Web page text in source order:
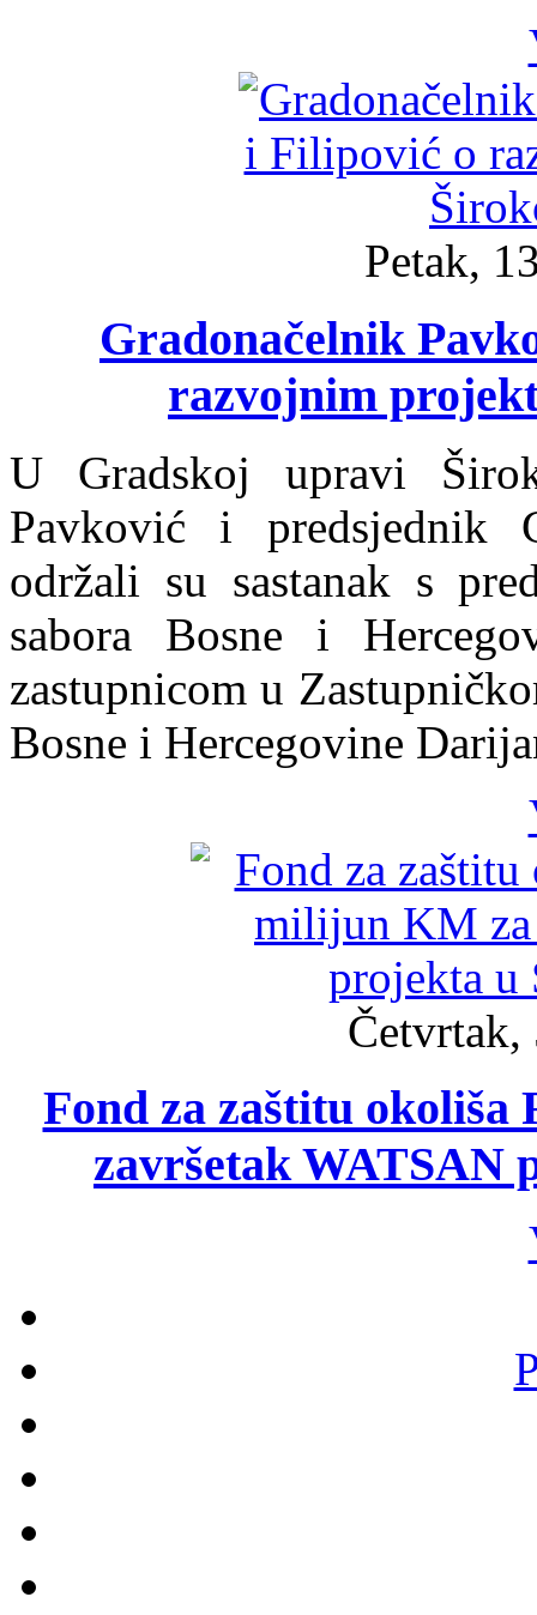
Petak,
Gradonačelnik
razvojnim
U Gradskoj upravi
Pavković i predsjednik
održali su sastanak s
sabora Bosne i
zastupnicom u
Bosne i Hercegovine
Četvrtak,
Fond za zaštitu
završetak WATSAN